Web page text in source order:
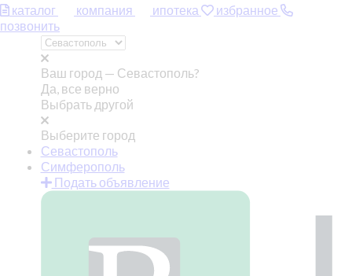
каталог компания ипотека
избранное
позвонить
Ваш город — Севастополь?
Да, все верно
Выбрать другой
Выберите город
Севастополь
Симферополь
Подать объявление